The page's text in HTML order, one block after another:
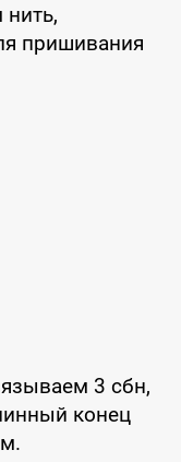
нить,
пришивания
3 сбн,
конец